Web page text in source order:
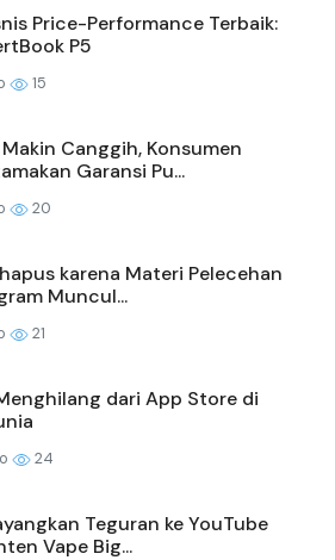
Price-Performance Terbaik:
P5
15
Canggih, Konsumen
Garansi Pu...
20
karena Materi Pelecehan
Muncul...
21
dari App Store di
24
Teguran ke YouTube
Vape Big...